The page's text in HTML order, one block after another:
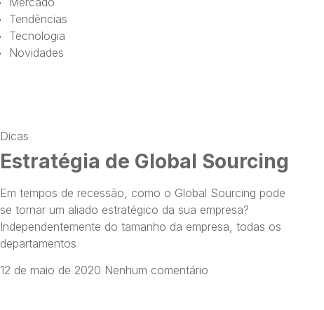
Tendências
Tecnologia
Novidades
Dicas
Estratégia de Global Sourcing
Em tempos de recessão, como o Global Sourcing pode
se tornar um aliado estratégico da sua empresa?
Independentemente do tamanho da empresa, todas os
departamentos
12 de maio de 2020 Nenhum comentário